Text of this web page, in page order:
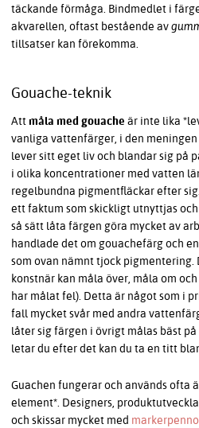
täckande förmåga. Bindmedlet i
akvarellen, oftast bestående av
tillsatser kan förekomma.
Gouache-teknik
Attmåla med gouache är inte lika
vanliga vattenfärger, i den
lever sitt eget liv och blandar sig på
i olika koncentrationer med vatten
regelbundna pigmentfläckar efter
ett faktum som skickligt utnyttjas
så sätt låta färgen göra mycket av
handlade det om gouachefärg och
som ovan nämnt tjock pigmentering.
konstnär kan måla över, måla om
har målat fel). Detta är något som i
fall mycket svår med andra
låter sig färgen i övrigt målas bäst
letar du efter det kan du ta en titt
Guachen fungerar och används ofta
element*. Designers,
och skissar mycket med